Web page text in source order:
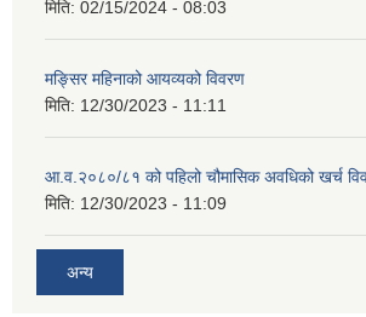
मिति: 02/15/2024 - 08:03
मङ्सिर महिनाको आयव्यको विवरण
मिति: 12/30/2023 - 11:11
आ.व.२०८०/८१ को पहिलो चौमासिक अवधिको खर्च
मिति: 12/30/2023 - 11:09
अन्य